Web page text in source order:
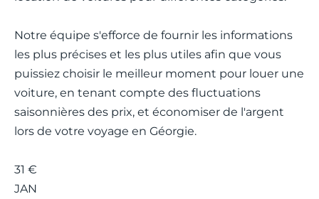
Notre équipe s'efforce de fournir les informations
les plus précises et les plus utiles afin que vous
puissiez choisir le meilleur moment pour louer une
voiture, en tenant compte des fluctuations
saisonnières des prix, et économiser de l'argent
lors de votre voyage en Géorgie.
31 €
JAN